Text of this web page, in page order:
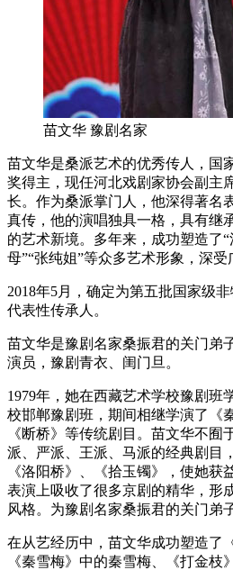
苗文华 豫剧名家
苗文华是桑派艺术的优秀传人，国
奖得主，现任河北戏剧家协会副主
长。作为桑派掌门人，他深得著名
真传，他的演唱独具一格，具有继
的艺术新境。多年来，成功塑造了“
母”“张纯姐”等众多艺术形象，深受
2018年5月，确定为第五批国家级
代表性传承人。
苗文华是豫剧名家桑振君的关门弟
演员，豫剧青衣、闺门旦。
1979年，她在西藏艺术学校豫剧班
校邯郸豫剧班，期间相继学演了《
《断桥》等传统剧目。苗文华不囿
派、严派、王派、马派的经典剧目
《洛阳桥》、《拾玉镯》，使她获
表演上吸收了很多京剧的精华，形
风格。为豫剧名家桑振君的关门弟子
在从艺经历中，苗文华成功塑造了
《秦雪梅》中的秦雪梅、《打金枝